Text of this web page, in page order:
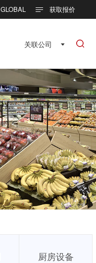
GLOBAL 获取报价
关联公司 
厨房设备